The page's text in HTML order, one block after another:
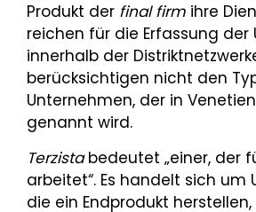
Produkt der final firm ihre
reichen für die Erfassung der
innerhalb der
berücksichtigen nicht den
Unternehmen, der in
genannt wird.
Terzistabedeutet „einer, der
arbeitet“. Es handelt sich um
die ein Endprodukt